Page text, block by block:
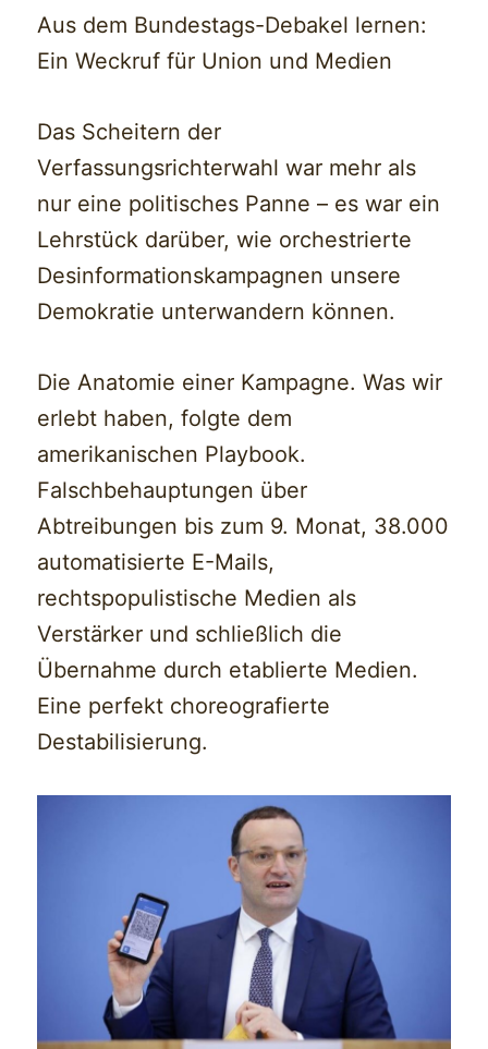
Aus dem Bundestags-Debakel lernen:
Ein Weckruf für Union und Medien
Das Scheitern der
Verfassungsrichterwahl war mehr als
nur eine politisches Panne – es war ein
Lehrstück darüber, wie orchestrierte
Desinformationskampagnen unsere
Demokratie unterwandern können.
Die Anatomie einer Kampagne. Was wir
erlebt haben, folgte dem
amerikanischen Playbook.
Falschbehauptungen über
Abtreibungen bis zum 9. Monat, 38.000
automatisierte E-Mails,
rechtspopulistische Medien als
Verstärker und schließlich die
Übernahme durch etablierte Medien.
Eine perfekt choreografierte
Destabilisierung.